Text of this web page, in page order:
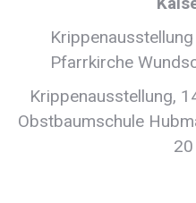
Pfarrkirche
Krippenausstellung,
Obstbaumschule